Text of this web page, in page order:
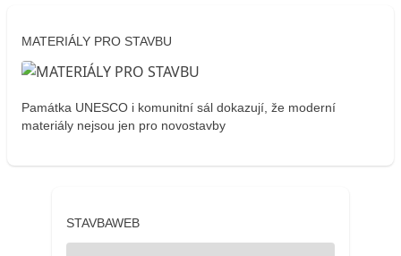
MATERIÁLY PRO STAVBU
Památka UNESCO i komunitní sál dokazují, že moderní
materiály nejsou jen pro novostavby
STAVBAWEB